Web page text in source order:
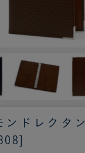
ンドレクタ